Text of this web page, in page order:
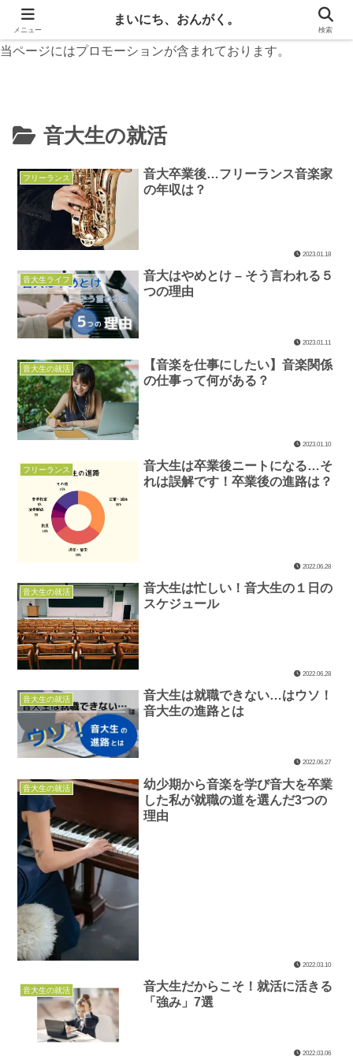
無料楽譜と音楽お役立ち情報
当ページにはプロモーションが含まれております。
音大生の就活
フリーランス
音大卒業後…フリーランス音楽家
の年収は？
2023.01.18
音大生ライフ
音大はやめとけ – そう言われる５
つの理由
2023.01.11
音大生の就活
【音楽を仕事にしたい】音楽関係
の仕事って何がある？
2023.01.10
フリーランス
音大生は卒業後ニートになる…そ
れは誤解です！卒業後の進路は？
2022.06.28
音大生の就活
音大生は忙しい！音大生の１日の
スケジュール
2022.06.28
音大生の就活
音大生は就職できない…はウソ！
音大生の進路とは
2022.06.27
音大生の就活
幼少期から音楽を学び音大を卒業
した私が就職の道を選んだ3つの
理由
2022.03.10
音大生の就活
音大生だからこそ！就活に活きる
「強み」7選
2022.03.06
メニュー
まいにち、おんがく。
検索